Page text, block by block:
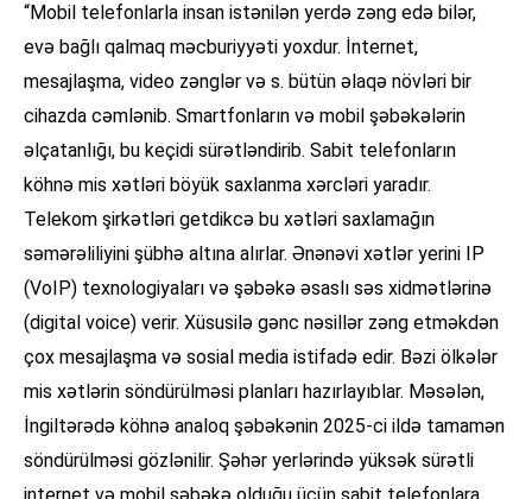
“Mobil telefonlarla insan istənilən yerdə zəng edə bilər,
evə bağlı qalmaq məcburiyyəti yoxdur. İnternet,
mesajlaşma, video zənglər və s. bütün əlaqə növləri bir
cihazda cəmlənib. Smartfonların və mobil şəbəkələrin
əlçatanlığı, bu keçidi sürətləndirib. Sabit telefonların
köhnə mis xətləri böyük saxlanma xərcləri yaradır.
Telekom şirkətləri getdikcə bu xətləri saxlamağın
səmərəliliyini şübhə altına alırlar. Ənənəvi xətlər yerini IP
(VoIP) texnologiyaları və şəbəkə əsaslı səs xidmətlərinə
(digital voice) verir. Xüsusilə gənc nəsillər zəng etməkdən
çox mesajlaşma və sosial media istifadə edir. Bəzi ölkələr
mis xətlərin söndürülməsi planları hazırlayıblar. Məsələn,
İngiltərədə köhnə analoq şəbəkənin 2025-ci ildə tamamən
söndürülməsi gözlənilir. Şəhər yerlərində yüksək sürətli